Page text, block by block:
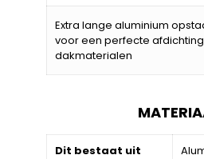
Extra lange aluminium
voor een perfecte
dakmaterialen
Dit bestaat uit